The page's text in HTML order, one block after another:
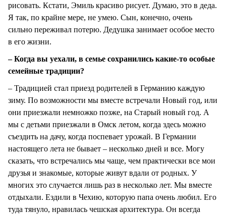
рисовать. Кстати, Эмиль красиво рисует. Думаю, это в деда.
Я так, по крайне мере, не умею. Сын, конечно, очень
сильно переживал потерю. Дедушка занимает особое место
в его жизни.
– Когда вы уехали, в семье сохранились какие-то особые
семейные традиции?
– Традицией стал приезд родителей в Германию каждую
зиму. По возможности мы вместе встречали Новый год, или
они приезжали немножко позже, на Старый новый год. А
мы с детьми приезжали в Омск летом, когда здесь можно
съездить на дачу, когда поспевает урожай. В Германии
настоящего лета не бывает – несколько дней и все. Могу
сказать, что встречались мы чаще, чем практически все мои
друзья и знакомые, которые живут вдали от родных. У
многих это случается лишь раз в несколько лет. Мы вместе
отдыхали. Ездили в Чехию, которую папа очень любил. Его
туда тянуло, нравилась чешская архитектура. Он всегда